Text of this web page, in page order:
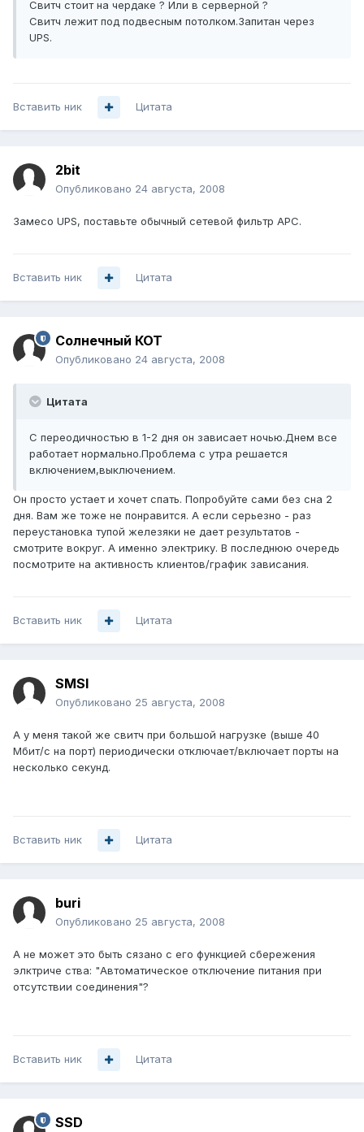
Свитч стоит на чердаке ? Или в серверной ?
Свитч лежит под подвесным потолком.Запитан через
UPS.
Вставить ник Цитата
2bit
Опубликовано 24 августа, 2008
Замесо UPS, поставьте обычный сетевой фильтр APC.
Вставить ник Цитата
Солнечный КОТ
Опубликовано 24 августа, 2008
Цитата
С переодичностью в 1-2 дня он зависает ночью.Днем все
работает нормально.Проблема с утра решается
включением,выключением.
Он просто устает и хочет спать. Попробуйте сами без сна 2
дня. Вам же тоже не понравится. А если серьезно - раз
переустановка тупой железяки не дает результатов -
смотрите вокруг. А именно электрику. В последнюю очередь
посмотрите на активность клиентов/график зависания.
Вставить ник Цитата
SMSI
Опубликовано 25 августа, 2008
А у меня такой же свитч при большой нагрузке (выше 40
Мбит/с на порт) периодически отключает/включает порты на
несколько секунд.
Вставить ник Цитата
buri
Опубликовано 25 августа, 2008
А не может это быть сязано с его функцией сбережения
элктриче ства: "Автоматическое отключение питания при
отсутствии соединения"?
Вставить ник Цитата
SSD